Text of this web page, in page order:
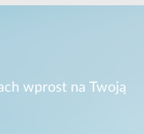
wprost na Twoją